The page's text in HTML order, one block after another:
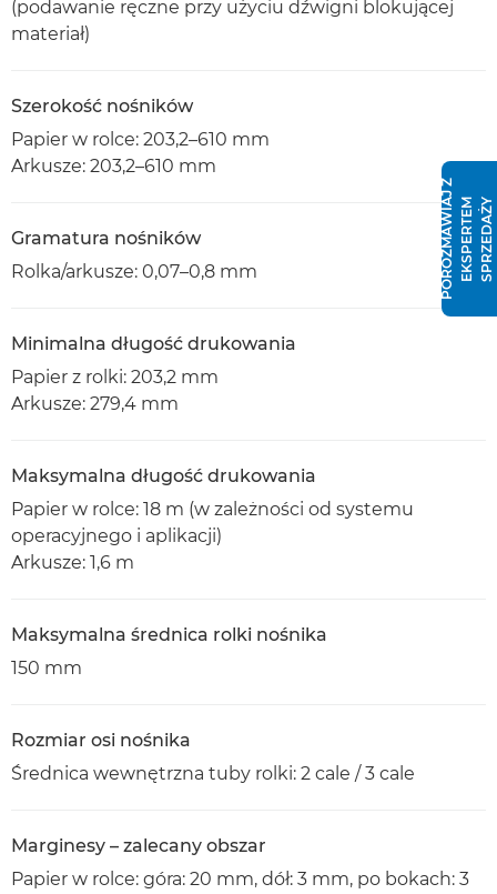
(podawanie ręczne przy użyciu dźwigni blokującej
materiał)
Szerokość nośników
Papier w rolce: 203,2–610 mm
Arkusze: 203,2–610 mm
Gramatura nośników
Rolka/arkusze: 0,07–0,8 mm
Minimalna długość drukowania
Papier z rolki: 203,2 mm
Arkusze: 279,4 mm
Maksymalna długość drukowania
Papier w rolce: 18 m (w zależności od systemu
operacyjnego i aplikacji)
Arkusze: 1,6 m
Maksymalna średnica rolki nośnika
150 mm
Rozmiar osi nośnika
Średnica wewnętrzna tuby rolki: 2 cale / 3 cale
Marginesy – zalecany obszar
Papier w rolce: góra: 20 mm, dół: 3 mm, po bokach: 3
P
O
R
O
Z
M
A
W
IA
J
Z
E
K
S
P
E
R
T
EM
S
P
R
Z
E
D
A
Ż Y